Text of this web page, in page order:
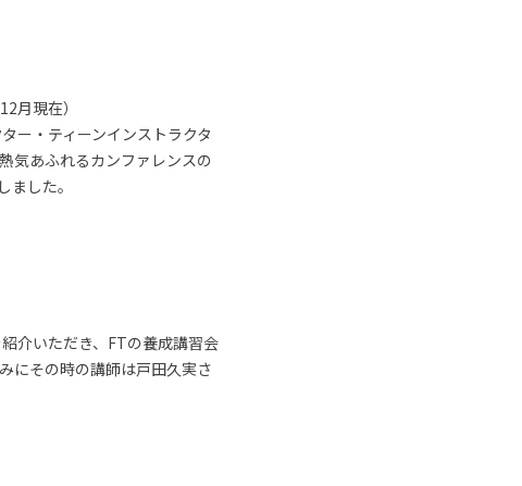
月現在）
ー・ティーンインストラクタ
気あふれるカンファレンスの
した。
介いただき、FTの養成講習会
にその時の講師は戸田久実さ